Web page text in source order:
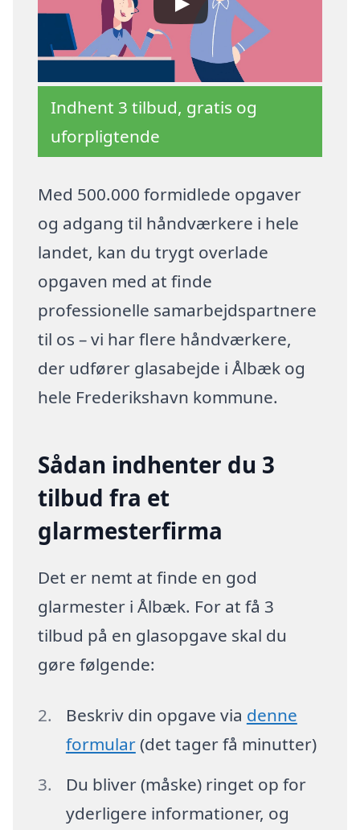
Indhent 3 tilbud, gratis og
uforpligtende
Med 500.000 formidlede opgaver
og adgang til håndværkere i hele
landet, kan du trygt overlade
opgaven med at finde
professionelle samarbejdspartnere
til os – vi har flere håndværkere,
der udfører glasabejde i Ålbæk og
hele Frederikshavn kommune.
Sådan indhenter du 3
tilbud fra et
glarmesterfirma
Det er nemt at finde en god
glarmester i Ålbæk. For at få 3
tilbud på en glasopgave skal du
gøre følgende:
Beskriv din opgave via denne
formular(det tager få minutter)
Du bliver (måske) ringet op for
yderligere informationer, og